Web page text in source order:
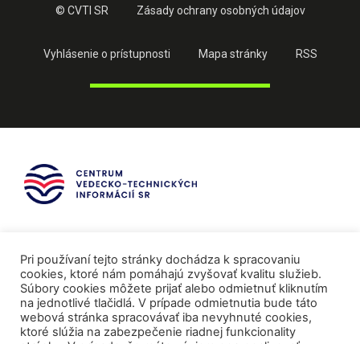
© CVTI SR Zásady ochrany osobných údajov
Vyhlásenie o prístupnosti Mapa stránky RSS
Pri používaní tejto stránky dochádza k spracovaniu
cookies, ktoré nám pomáhajú zvyšovať kvalitu služieb.
Súbory cookies môžete prijať alebo odmietnuť kliknutím
na jednotlivé tlačidlá. V prípade odmietnutia bude táto
webová stránka spracovávať iba nevyhnuté cookies,
ktoré slúžia na zabezpečenie riadnej funkcionality